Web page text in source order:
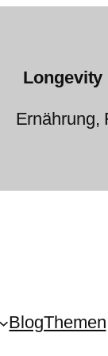
Longevity
Ernährung,
BlogThemen